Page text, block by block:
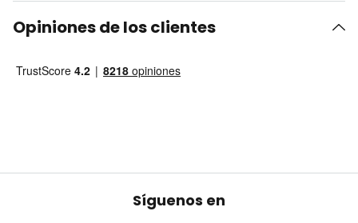
Opiniones de los clientes
Síguenos en